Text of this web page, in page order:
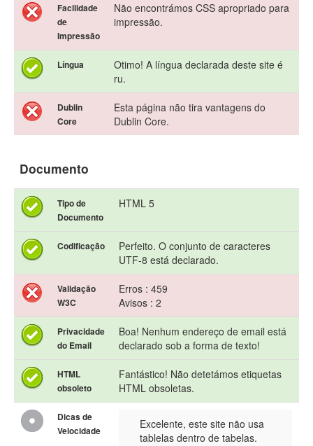
Facilidade
de
Impressão
Não encontrámos CSS apropriado para
impressão.
Língua
Otimo! A língua declarada deste site é
ru.
Dublin
Core
Esta página não tira vantagens do
Dublin Core.
Documento
Tipo de
Documento
HTML 5
Codificação
Perfeito. O conjunto de caracteres
UTF-8 está declarado.
Validação
W3C
Erros : 459
Avisos : 2
Privacidade
do Email
Boa! Nenhum endereço de email está
declarado sob a forma de texto!
HTML
obsoleto
Fantástico! Não detetámos etiquetas
HTML obsoletas.
Dicas de
Velocidade
Excelente, este site não usa
tablelas dentro de tabelas.